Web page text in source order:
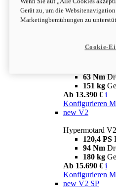
63 Nm
151 kg
Ab 13.890 € i
63 Nm
151 kg
Ab 13.390 € i
Konfigurieren
new V2
Hypermotard V2
120,4 PS
94 Nm
180 kg
Ab 15.690 € i
Konfigurieren
new V2 SP
Gerät zu, um die
Marketingbemühungen zu
Cookie-